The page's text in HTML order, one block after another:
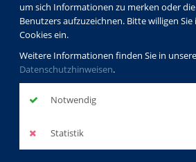
um sich Informationen zu merken oder
Benutzers aufzuzeichnen. Bitte willigen
Cookies ein.
Weitere Informationen finden Sie in
Datenschutzhinweisen.
Notwendig
Statistik